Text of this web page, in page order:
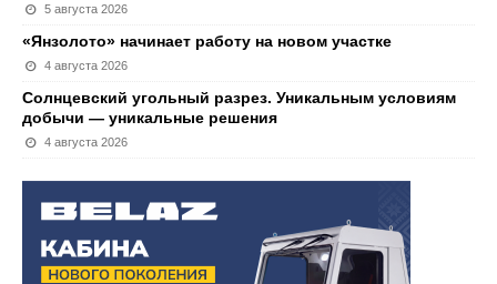
5 августа 2026
«Янзолото» начинает работу на новом участке
4 августа 2026
Солнцевский угольный разрез. Уникальным условиям
добычи — уникальные решения
4 августа 2026